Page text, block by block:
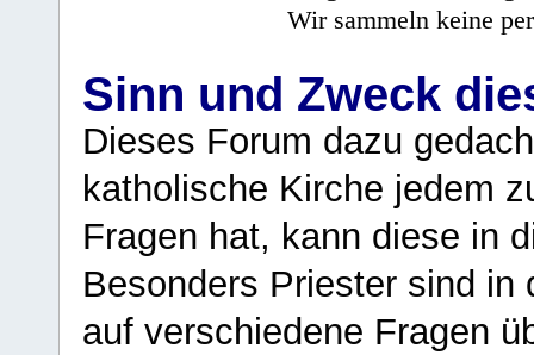
Wir sammeln keine
Sinn und Zweck
Dieses Forum dazu
katholische Kirche jedem
Fragen hat, kann diese in
Besonders Priester sind in
auf verschiedene Fragen